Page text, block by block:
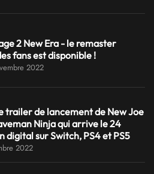
2 New Era - le remaster
fans est disponible !
2022
trailer de lancement de New Joe
Ninja qui arrive le 24
digital sur Switch, PS4 et PS5
2022